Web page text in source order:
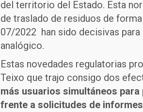
del territorio del Estado. Esta
de traslado de residuos de
07/2022 han sido decisivas
analógico.
Estas novedades regulatorias
Teixo que trajo consigo dos
más usuarios simultáneos
frente a solicitudes de